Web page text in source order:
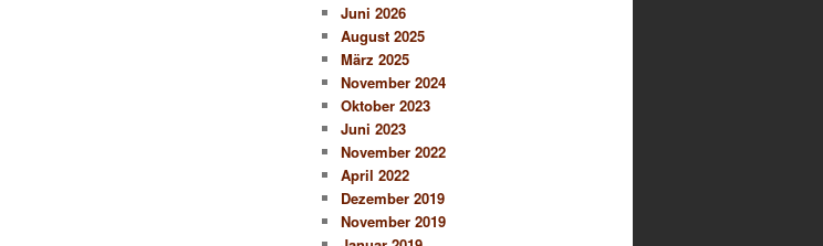
Juni 2026
August 2025
März 2025
November 2024
Oktober 2023
Juni 2023
November 2022
April 2022
Dezember 2019
November 2019